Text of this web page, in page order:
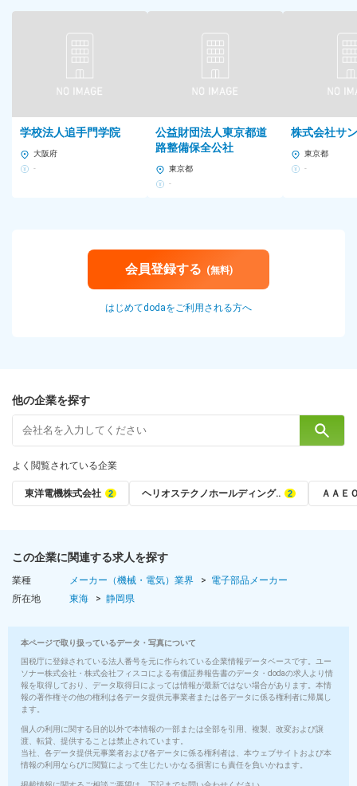
学校法人追手門学院
大阪府
-
公益財団法人東京都道
路整備保全公社
東京都
-
株式会社サ
東京都
-
会員登録する (無料)
はじめてdodaをご利用される方へ
他の企業を探す
よく閲覧されている企業
東洋電機株式会社 ヘリオステクノホールディング‥ ＡＡＥ
この企業に関連する求人を探す
業種 メーカー（機械・電気）業界
電子部品メーカー
所在地
東海 静岡県
本ページで取り扱っているデータ・写真について
国税庁に登録されている法人番号を元に作られている企業情報データベースです。ユー
ソナー株式会社・株式会社フィスコによる有価証券報告書のデータ・dodaの求人より情
報を取得しており、データ取得日によっては情報が最新ではない場合があります。本情
報の著作権その他の権利は各データ提供元事業者または各データに係る権利者に帰属し
ます。
個人の利用に関する目的以外で本情報の一部または全部を引用、複製、改変および譲
渡、転貸、提供することは禁止されています。
当社、各データ提供元事業者および各データに係る権利者は、本ウェブサイトおよび本
情報の利用ならびに閲覧によって生じたいかなる損害にも責任を負いかねます。